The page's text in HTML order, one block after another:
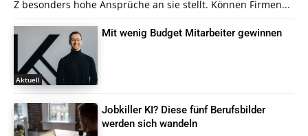
Z besonders hohe Ansprüche an sie stellt. Können Firmen...
Aktuell
Mit wenig Budget Mitarbeiter gewinnen
Jobkiller KI? Diese fünf Berufsbilder
werden sich wandeln